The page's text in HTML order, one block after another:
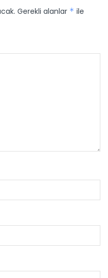
Gerekli alanlar * ile